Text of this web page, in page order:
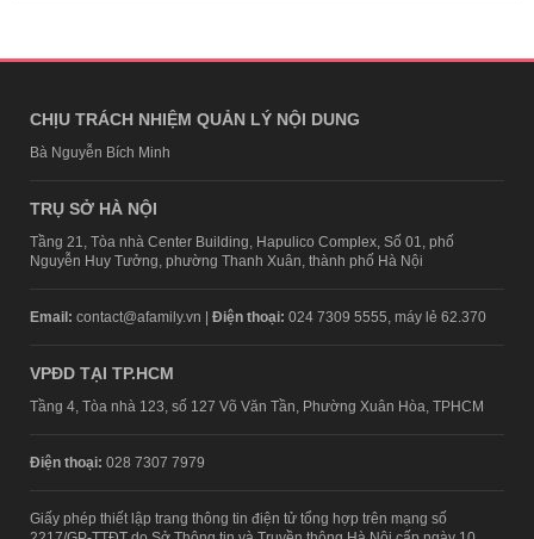
CHỊU TRÁCH NHIỆM QUẢN LÝ NỘI DUNG
Bà Nguyễn Bích Minh
TRỤ SỞ HÀ NỘI
Tầng 21, Tòa nhà Center Building, Hapulico Complex, Số 01, phố
Nguyễn Huy Tưởng, phường Thanh Xuân, thành phố Hà Nội
Email: contact@afamily.vn | Điện thoại: 024 7309 5555, máy lẻ 62.370
VPĐD TẠI TP.HCM
Tầng 4, Tòa nhà 123, số 127 Võ Văn Tần, Phường Xuân Hòa, TPHCM
Điện thoại: 028 7307 7979
Giấy phép thiết lập trang thông tin điện tử tổng hợp trên mạng số